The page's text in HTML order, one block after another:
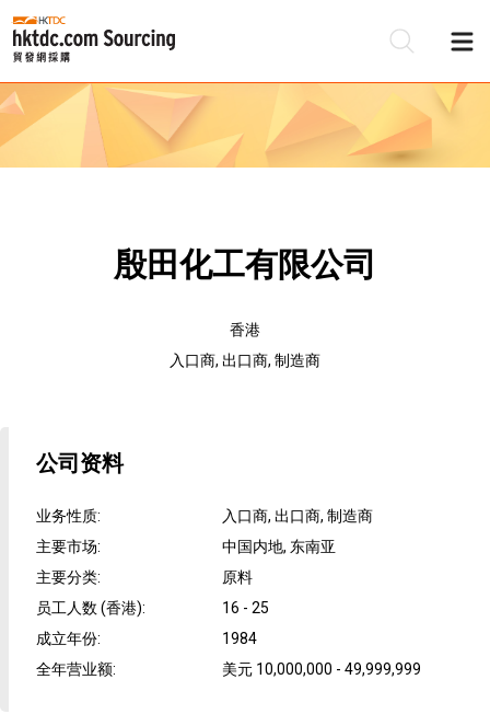
殷田化工有限公司
香港
入口商, 出口商, 制造商
公司资料
业务性质:
入口商, 出口商, 制造商
主要市场:
中国内地, 东南亚
主要分类:
原料
员工人数 (香港):
16 - 25
成立年份:
1984
全年营业额: 美元 10,000,000 - 49,999,999